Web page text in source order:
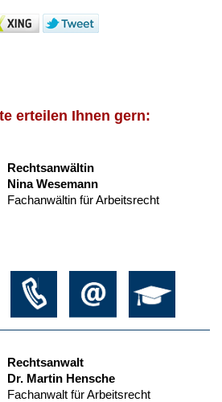
erteilen Ihnen gern:
Rechtsanwältin
Nina Wesemann
Fachanwältin für Arbeitsrecht
Rechtsanwalt
Dr. Martin Hensche
Fachanwalt für Arbeitsrecht